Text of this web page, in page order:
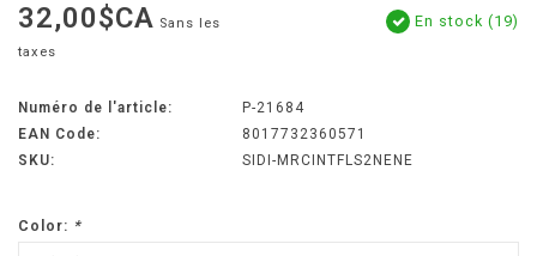
32,00$CA Sans les
taxes
En stock (19)
Numéro de l'article:
P-21684
EAN Code:
8017732360571
SKU:
SIDI-MRCINTFLS2NENE
Color: *